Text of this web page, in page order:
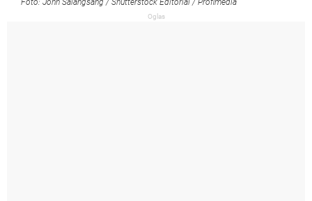
Foto: John Salangsang / Shutterstock Editorial / Profimedia
Oglas